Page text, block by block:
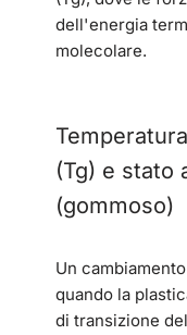
dell'energia
molecolare.
(Tg) e stato
(gommoso)
Un
quando la
di transizione